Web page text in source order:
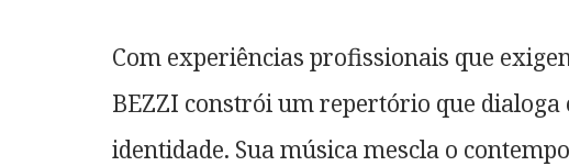
Com experiências profissionais que
BEZZI constrói um repertório que
identidade. Sua música mescla o